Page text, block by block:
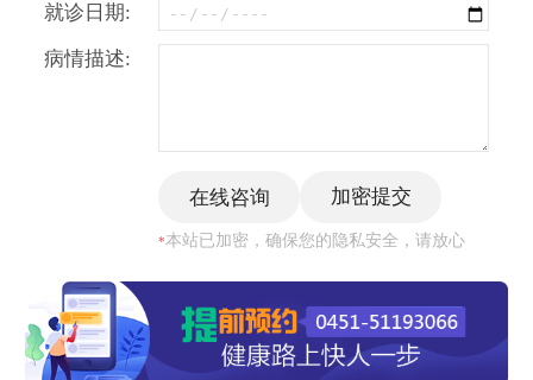
就诊日期:
病情描述:
*本站已加密，确保您的隐私安全，请放心